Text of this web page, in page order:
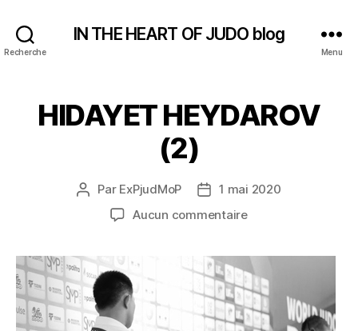
Recherche
IN THE HEART OF JUDO blog
Menu
HIDAYET HEYDAROV
(2)
Auteur
l’article
Par ExPjudMoP
Date1 mai 2020
Aucun commentairesur
(2)